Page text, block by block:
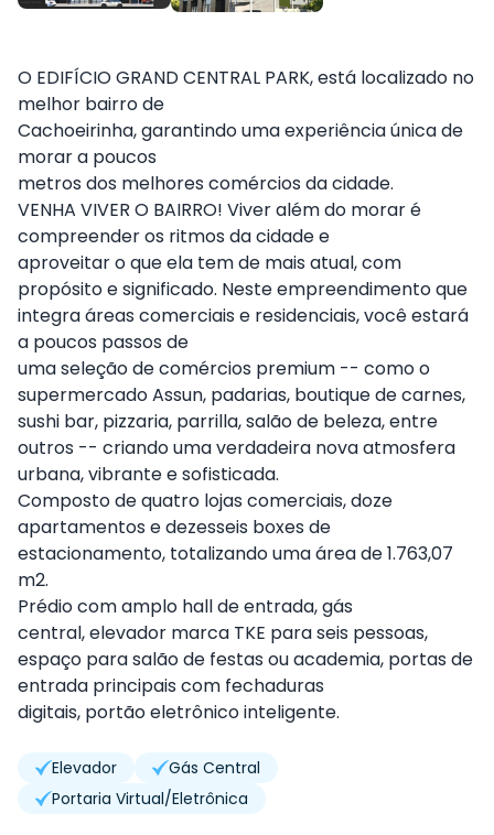
O EDIFÍCIO GRAND CENTRAL PARK, está localizado no
melhor bairro de
Cachoeirinha, garantindo uma experiência única de
morar a poucos
metros dos melhores comércios da cidade.
VENHA VIVER O BAIRRO! Viver além do morar é
compreender os ritmos da cidade e
aproveitar o que ela tem de mais atual, com
propósito e significado. Neste empreendimento que
integra áreas comerciais e residenciais, você estará
a poucos passos de
uma seleção de comércios premium -- como o
supermercado Assun, padarias, boutique de carnes,
sushi bar, pizzaria, parrilla, salão de beleza, entre
outros -- criando uma verdadeira nova atmosfera
urbana, vibrante e sofisticada.
Composto de quatro lojas comerciais, doze
apartamentos e dezesseis boxes de
estacionamento, totalizando uma área de 1.763,07
m2.
Prédio com amplo hall de entrada,gás
central,elevador marca TKE para seis pessoas,
espaço para salão de festas ou academia, portas de
entrada principais com fechaduras
digitais, portão eletrônico inteligente.
Elevador
Gás Central
Portaria Virtual/Eletrônica